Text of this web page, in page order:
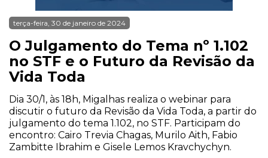
terça-feira, 30 de janeiro de 2024
O Julgamento do Tema nº 1.102
no STF e o Futuro da Revisão da
Vida Toda
Dia 30/1, às 18h, Migalhas realiza o webinar para
discutir o futuro da Revisão da Vida Toda, a partir do
julgamento do tema 1.102, no STF. Participam do
encontro: Cairo Trevia Chagas, Murilo Aith, Fabio
Zambitte Ibrahim e Gisele Lemos Kravchychyn.